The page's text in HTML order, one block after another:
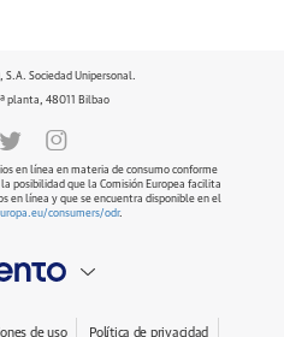
S.A. Sociedad Unipersonal.
planta, 48011 Bilbao
en línea en materia de consumo conforme
posibilidad que la Comisión Europea facilita
en línea y que se encuentra disponible en el
consumers/odr.
de uso Política de privacidad